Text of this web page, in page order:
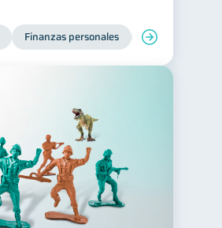
Finanzas personales Educación